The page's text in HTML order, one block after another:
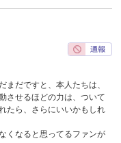
まだですと、本人たちは、
させるほどの力は、ついて
たら、さらにいいかもしれ
くなると思ってるファンが